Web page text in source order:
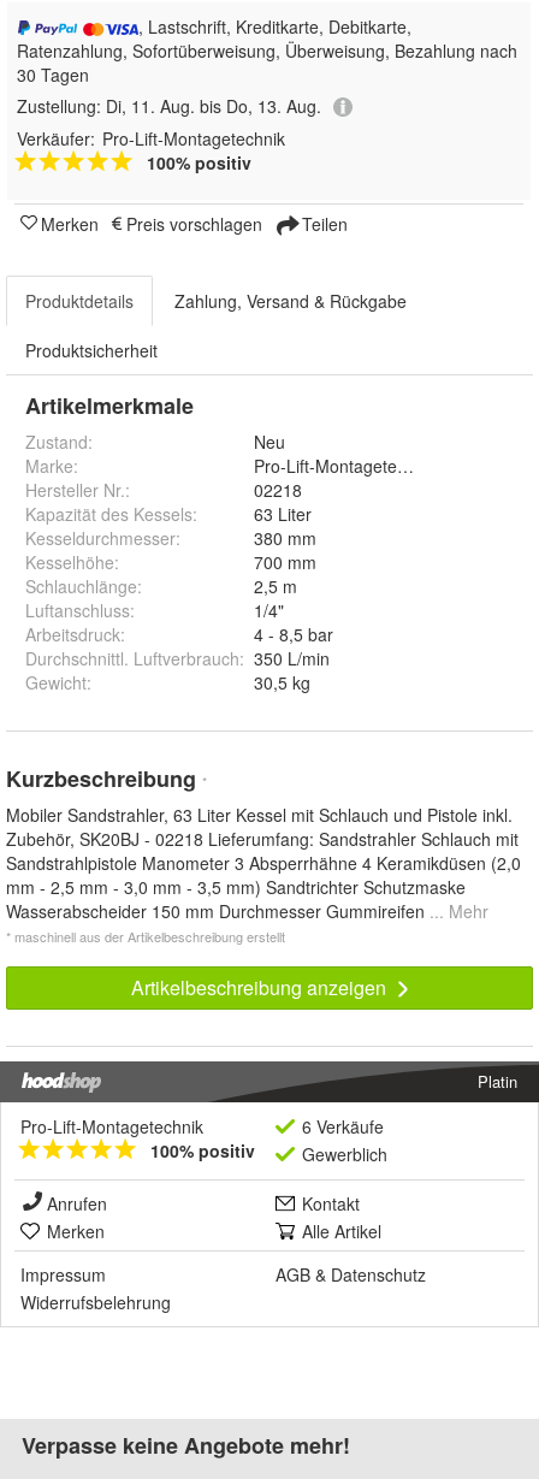
, Lastschrift, Kreditkarte, Debitkarte,
Ratenzahlung, Sofortüberweisung, Überweisung, Bezahlung nach
30 Tagen
Zustellung: Di, 11. Aug. bis Do, 13. Aug.
Verkäufer: Pro-Lift-Montagetechnik
100% positiv
Merken Preis vorschlagen Teilen
Produktdetails Zahlung, Versand & Rückgabe
Produktsicherheit
Artikelmerkmale
Zustand:
Neu
Marke:
Pro-Lift-Montagetechnik
Hersteller Nr.:
02218
Kapazität des Kessels:
63 Liter
Kesseldurchmesser:
380 mm
Kesselhöhe:
700 mm
Schlauchlänge:
2,5 m
Luftanschluss:
1/4"
Arbeitsdruck:
4 - 8,5 bar
Durchschnittl. Luftverbrauch: 350 L/min
Gewicht: 30,5 kg
Kurzbeschreibung *
Mobiler Sandstrahler, 63 Liter Kessel mit Schlauch und Pistole inkl.
Zubehör, SK20BJ - 02218 Lieferumfang: Sandstrahler Schlauch mit
Sandstrahlpistole Manometer 3 Absperrhähne 4 Keramikdüsen (2,0
mm - 2,5 mm - 3,0 mm - 3,5 mm) Sandtrichter Schutzmaske
Wasserabscheider 150 mm Durchmesser Gummireifen ... Mehr
* maschinell aus der Artikelbeschreibung erstellt
Artikelbeschreibung anzeigen
Platin
Pro-Lift-Montagetechnik
100% positiv
6 Verkäufe
Gewerblich
Anrufen
Kontakt
Merken
Alle Artikel
Impressum
AGB & Datenschutz
Widerrufsbelehrung
Verpasse keine Angebote mehr!